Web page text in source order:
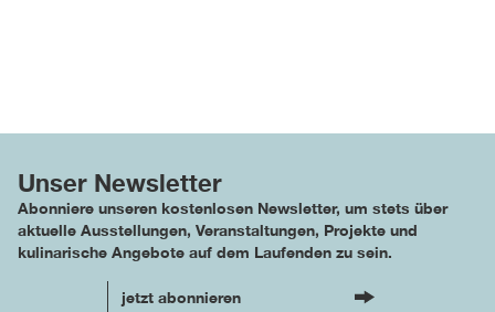
Unser Newsletter
Abonniere unseren kostenlosen Newsletter, um stets über
aktuelle Ausstellungen, Veranstaltungen, Projekte und
kulinarische Angebote auf dem Laufenden zu sein.
jetzt abonnieren